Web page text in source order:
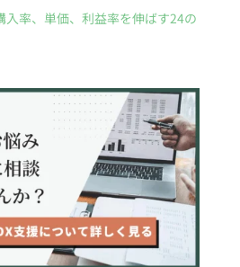
入率、単価、利益率を伸ばす24の